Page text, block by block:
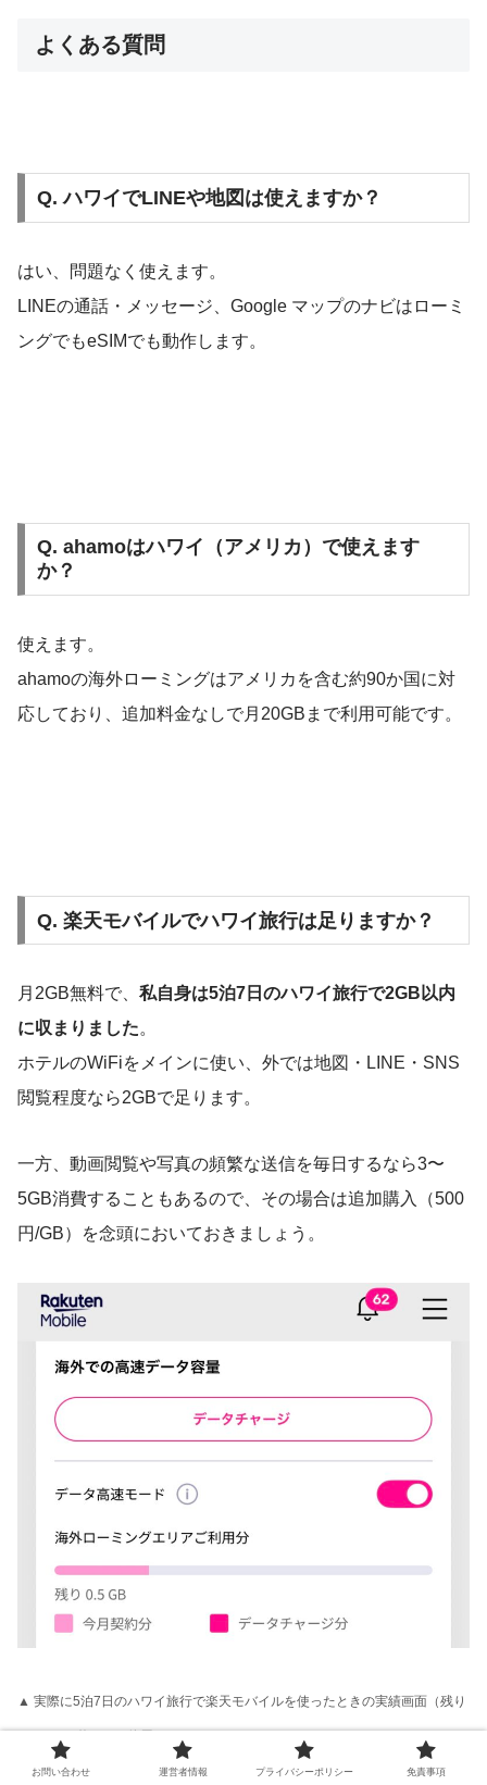
よくある質問
Q. ハワイでLINEや地図は使えますか？
はい、問題なく使えます。
LINEの通話・メッセージ、Google マップのナビはローミ
ングでもeSIMでも動作します。
Q. ahamoはハワイ（アメリカ）で使えます
か？
使えます。
ahamoの海外ローミングはアメリカを含む約90か国に対
応しており、追加料金なしで月20GBまで利用可能です。
Q. 楽天モバイルでハワイ旅行は足りますか？
月2GB無料で、 私自身は5泊7日のハワイ旅行で2GB以内
に収まりました。
ホテルのWiFiをメインに使い、外では地図・LINE・SNS
閲覧程度なら2GBで足ります。
一方、動画閲覧や写真の頻繁な送信を毎日するなら3〜
5GB消費することもあるので、その場合は追加購入（500
円/GB）を念頭においておきましょう。
▲ 実際に5泊7日のハワイ旅行で楽天モバイルを使ったときの実績画面（残り
0.5 GB ＝ 約1.5GB使用）
お問い合わせ 運営者情報 プライバシーポリシー 免責事項